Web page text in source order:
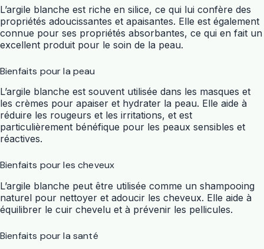
L’argile blanche est riche en silice, ce qui lui confère des
propriétés adoucissantes et apaisantes. Elle est également
connue pour ses propriétés absorbantes, ce qui en fait un
excellent produit pour le soin de la peau.
Bienfaits pour la peau
L’argile blanche est souvent utilisée dans les masques et
les crèmes pour apaiser et hydrater la peau. Elle aide à
réduire les rougeurs et les irritations, et est
particulièrement bénéfique pour les peaux sensibles et
réactives.
Bienfaits pour les cheveux
L’argile blanche peut être utilisée comme un shampooing
naturel pour nettoyer et adoucir les cheveux. Elle aide à
équilibrer le cuir chevelu et à prévenir les pellicules.
Bienfaits pour la santé